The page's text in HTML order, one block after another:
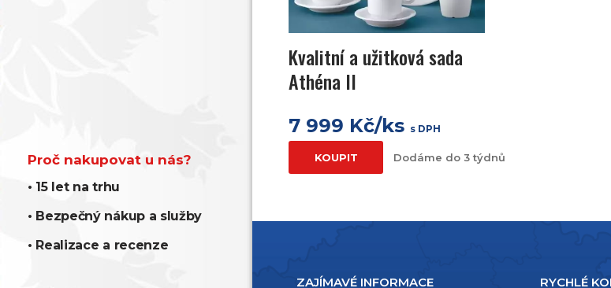
Proč nakupovat u nás?
• 15 let na trhu
• Bezpečný nákup a služby
• Realizace a recenze
Kvalitní a užitková sada
Athéna II
7 999 Kč/ks s DPH
KOUPIT Dodáme do 3 týdnů
ZAJÍMAVÉ INFORMACE RYCHLÉ